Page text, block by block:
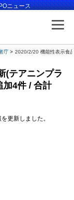
ニュース
庁 2020/2/20 機能性表示食
(テアニンプラ
加4件 / 合計
更新しました。